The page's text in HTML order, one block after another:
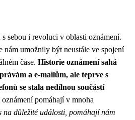
sebou i revoluci v oblasti oznámení.
nám umožnily být neustále ve spojení
čase. Historie oznámení sahá
a e-mailům, ale teprve s
se stala nedílnou součástí
oznámení pomáhají v mnoha
na důležité události, pomáhají nám